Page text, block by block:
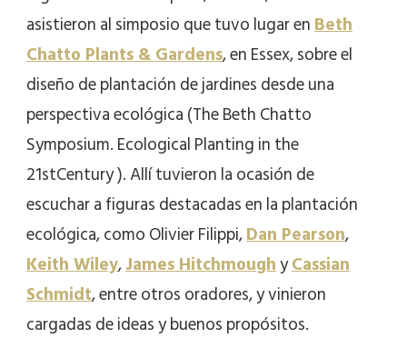
asistieron al simposio que tuvo lugar enBeth
Chatto Plants & Gardens, en Essex, sobre el
diseño de plantación de jardines desde una
perspectiva ecológica (The Beth Chatto
Symposium. Ecological Planting in the
21stCentury ). Allí tuvieron la ocasión de
escuchar a figuras destacadas en la plantación
ecológica, como Olivier Filippi,Dan Pearson,
Keith Wiley,James HitchmoughyCassian
Schmidt, entre otros oradores, y vinieron
cargadas de ideas y buenos propósitos.